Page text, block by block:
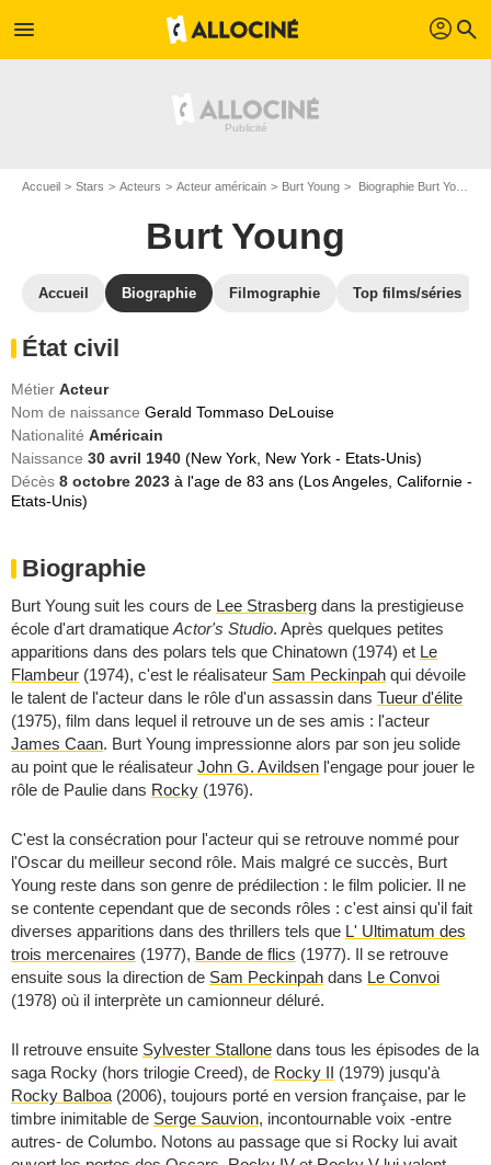
menu profil search
Accueil Stars Acteurs Acteur américain Burt Young Biographie Burt Young
Burt Young
Accueil Biographie Filmographie Top films/séries
État civil
Métier Acteur
Nom de naissance Gerald Tommaso DeLouise
Nationalité Américain
Naissance 30 avril 1940 (New York, New York - Etats-Unis)
Décès 8 octobre 2023 à l'age de 83 ans (Los Angeles, Californie -
Etats-Unis)
Biographie
Burt Young suit les cours de Lee Strasberg dans la prestigieuse
école d'art dramatique Actor's Studio. Après quelques petites
apparitions dans des polars tels que Chinatown (1974) et Le
Flambeur (1974), c'est le réalisateur Sam Peckinpah qui dévoile
le talent de l'acteur dans le rôle d'un assassin dans Tueur d'élite
(1975), film dans lequel il retrouve un de ses amis : l'acteur
James Caan. Burt Young impressionne alors par son jeu solide
au point que le réalisateur John G. Avildsen l'engage pour jouer le
rôle de Paulie dans Rocky (1976).
C'est la consécration pour l'acteur qui se retrouve nommé pour
l'Oscar du meilleur second rôle. Mais malgré ce succès, Burt
Young reste dans son genre de prédilection : le film policier. Il ne
se contente cependant que de seconds rôles : c'est ainsi qu'il fait
diverses apparitions dans des thrillers tels que L' Ultimatum des
trois mercenaires (1977), Bande de flics (1977). Il se retrouve
ensuite sous la direction de Sam Peckinpah dans Le Convoi
(1978) où il interprète un camionneur déluré.
Il retrouve ensuite Sylvester Stallone dans tous les épisodes de la
saga Rocky (hors trilogie Creed), de Rocky II (1979) jusqu'à
Rocky Balboa (2006), toujours porté en version française, par le
timbre inimitable de Serge Sauvion, incontournable voix -entre
autres- de Columbo. Notons au passage que si Rocky lui avait